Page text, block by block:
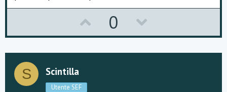
p
v
0
o
w
S Scintilla
Utente SEF